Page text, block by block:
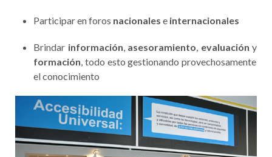
Participar en foros nacionales e internacionales
Brindar información, asesoramiento, evaluación y
formación, todo esto gestionando provechosamente
el conocimiento